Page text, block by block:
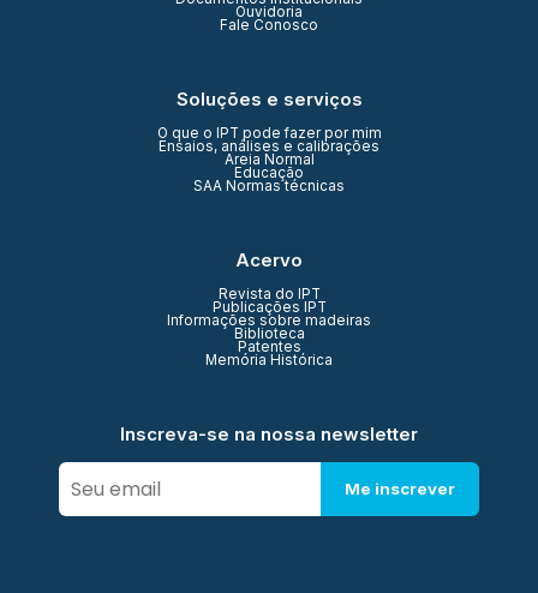
Ouvidoria
Fale Conosco
Soluções e serviços
O que o IPT pode fazer por mim
Ensaios, análises e calibrações
Areia Normal
Educação
SAA Normas técnicas
Acervo
Revista do IPT
Publicações IPT
Informações sobre madeiras
Biblioteca
Patentes
Memória Histórica
Inscreva-se na nossa newsletter
Me inscrever